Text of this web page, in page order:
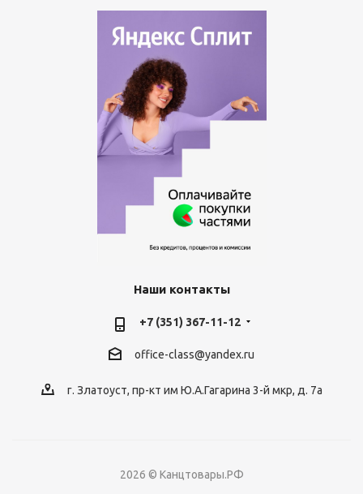
Наши контакты
+7 (351) 367-11-12
office-class@yandex.ru
г. Златоуст, пр-кт им Ю.А.Гагарина 3-й мкр, д. 7а
2026 © Канцтовары.РФ